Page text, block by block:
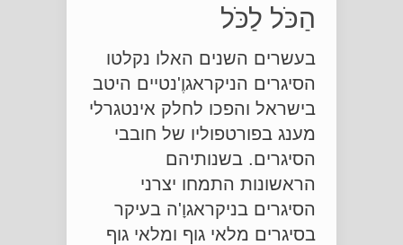
הַכֹּל לַכֹּל
בעשרים השנים האלו נקלטו
הסיגרים הניקראגוֶ'נטיים היטב
בישראל והפכו לחלק אינטגרלי
מענג בפורטפוליו של חובבי
הסיגרים. בשנותיהם
הראשונות התמחו יצרני
הסיגרים בניקראגוָ'ה בעיקר
בסיגרים מלאי גוף ומלאי גוף